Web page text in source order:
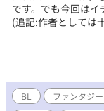
です。でも今回はイ
(追記:作者としては
BL ファンタジー